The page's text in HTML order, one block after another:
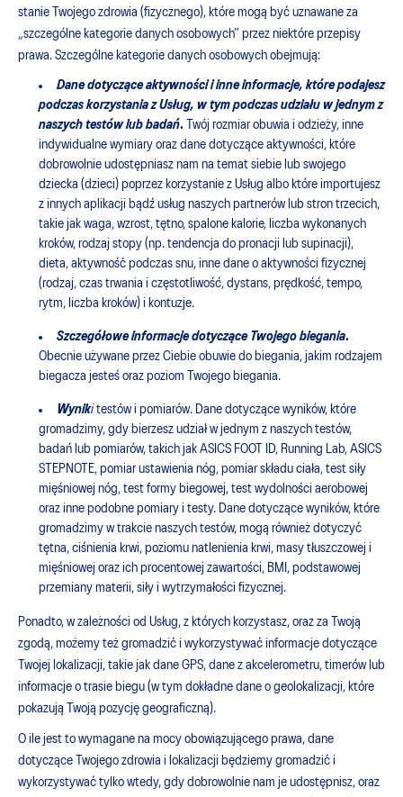
stanie Twojego zdrowia (fizycznego), które mogą być uznawane za
„szczególne kategorie danych osobowych” przez niektóre przepisy
prawa. Szczególne kategorie danych osobowych obejmują:
Dane dotyczące aktywności i inne informacje, które podajesz
podczas korzystania z Usług, w tym podczas udziału w jednym z
naszych testów lub badań.
Twój rozmiar obuwia i odzieży, inne
indywidualne wymiary oraz dane dotyczące aktywności, które
dobrowolnie udostępniasz nam na temat siebie lub swojego
dziecka (dzieci) poprzez korzystanie z Usług albo które importujesz
z innych aplikacji bądź usług naszych partnerów lub stron trzecich,
takie jak waga, wzrost, tętno, spalone kalorie, liczba wykonanych
kroków, rodzaj stopy (np. tendencja do pronacji lub supinacji),
dieta, aktywność podczas snu, inne dane o aktywności fizycznej
(rodzaj, czas trwania i częstotliwość, dystans, prędkość, tempo,
rytm, liczba kroków) i kontuzje.
Szczegółowe informacje dotyczące Twojego biegania.
Obecnie używane przez Ciebie obuwie do biegania, jakim rodzajem
biegacza jesteś oraz poziom Twojego biegania.
Wynikitestów i pomiarów. Dane dotyczące wyników, które
gromadzimy, gdy bierzesz udział w jednym z naszych testów,
badań lub pomiarów, takich jak ASICS FOOT ID, Running Lab, ASICS
STEPNOTE, pomiar ustawienia nóg, pomiar składu ciała, test siły
mięśniowej nóg, test formy biegowej, test wydolności aerobowej
oraz inne podobne pomiary i testy. Dane dotyczące wyników, które
gromadzimy w trakcie naszych testów, mogą również dotyczyć
tętna, ciśnienia krwi, poziomu natlenienia krwi, masy tłuszczowej i
mięśniowej oraz ich procentowej zawartości, BMI, podstawowej
przemiany materii, siły i wytrzymałości fizycznej.
Ponadto, w zależności od Usług, z których korzystasz, oraz za Twoją
zgodą, możemy też gromadzić i wykorzystywać informacje dotyczące
Twojej lokalizacji, takie jak dane GPS, dane z akcelerometru, timerów lub
informacje o trasie biegu (w tym dokładne dane o geolokalizacji, które
pokazują Twoją pozycję geograficzną).
O ile jest to wymagane na mocy obowiązującego prawa, dane
dotyczące Twojego zdrowia i lokalizacji będziemy gromadzić i
wykorzystywać tylko wtedy, gdy dobrowolnie nam je udostępnisz, oraz